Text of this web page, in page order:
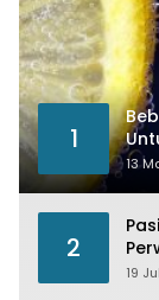
1
13
2
di
19